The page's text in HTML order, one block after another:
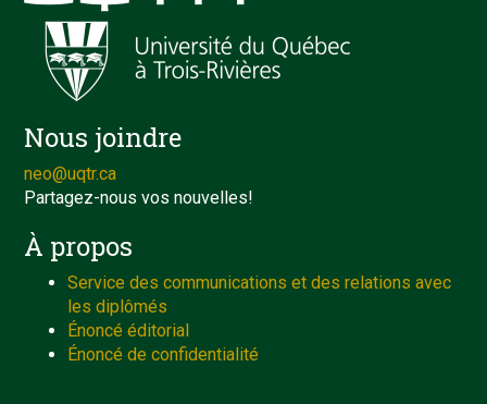
Nous joindre
neo@uqtr.ca
Partagez-nous vos nouvelles!
À propos
Service des communications et des relations avec
les diplômés
Énoncé éditorial
Énoncé de confidentialité